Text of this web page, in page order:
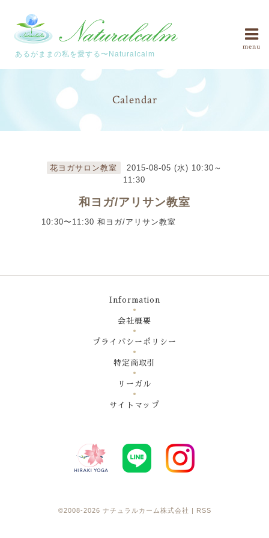
あるがままの私を愛する〜Naturalcalm
menu
Calendar
花ヨガサロン教室
2015-08-05 (水) 10:30～
11:30
和ヨガ/アリサン教室
10:30〜11:30 和ヨガ/アリサン教室
Information
会社概要
プライバシーポリシー
特定商取引
リーガル
サイトマップ
©2008-2026 ナチュラルカーム株式会社 RSS